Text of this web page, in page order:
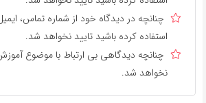
چنانچه در دیدگاه خود از شماره تماس،
استفاده کرده باشید تایید نخواهد شد.
چنانچه دیدگاهی بی ارتباط با موضوع
نخواهد شد.